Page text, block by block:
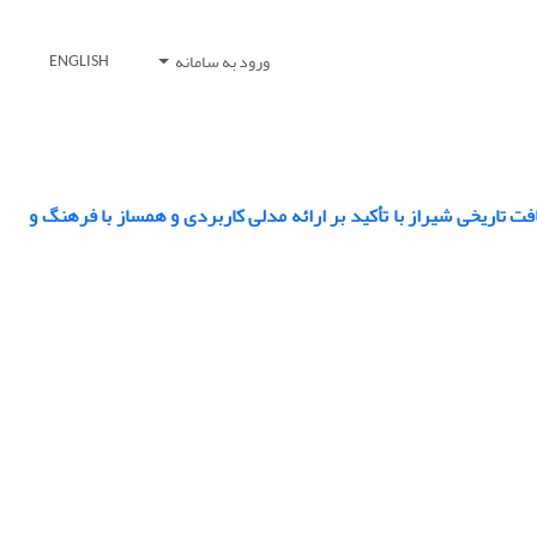
ورود به سامانه ENGLISH
شیراز با تأکید بر ارائه مدلی کاربردی و همساز با فرهنگ و